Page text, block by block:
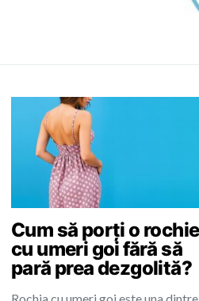
Cum să porți o rochie
cu umeri goi fără să
pară prea dezgolită?